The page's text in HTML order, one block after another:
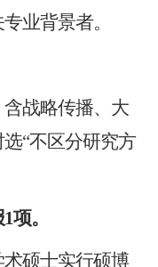
业背景者。
战略传播、大
“不区分研究方
项。
硕士实行硕博